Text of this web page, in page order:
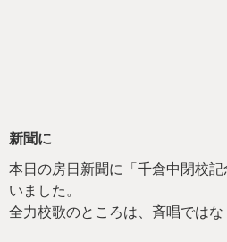
新聞に
本日の房日新聞に「千倉中閉校
いました。
全力校歌のところは、斉唱では